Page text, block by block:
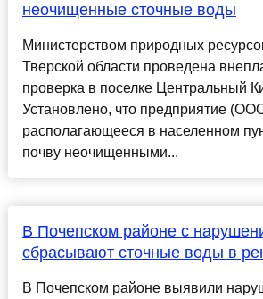
неочищенные сточные воды
Министерством природных
Тверской области проведена
проверка в поселке Центральный
Установлено, что предприятие
располагающееся в населенном
почву неочищенными...
В Почепском районе с
сбрасывают сточные воды в
В Почепском районе выявили